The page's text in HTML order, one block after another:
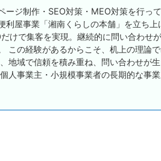
ージ制作・SEO対策・MEO対策を行っ
利屋事業「湘南くらしの本舗」を立ち
けで集客を実現。継続的に問い合わせ
この経験があるからこそ、机上の理論
地域で信頼を積み重ね、問い合わせが
人事業主・小規模事業者の長期的な事